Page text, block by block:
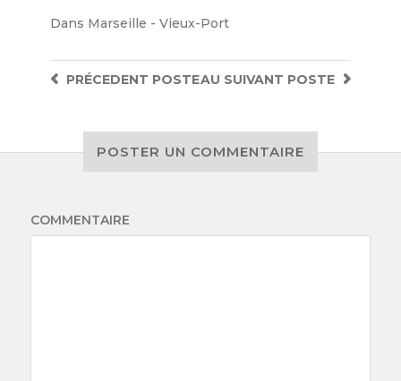
Dans Marseille - Vieux-Port
AU SUIVANT POSTE
PRÉCEDENT POSTE
POSTER UN COMMENTAIRE
COMMENTAIRE